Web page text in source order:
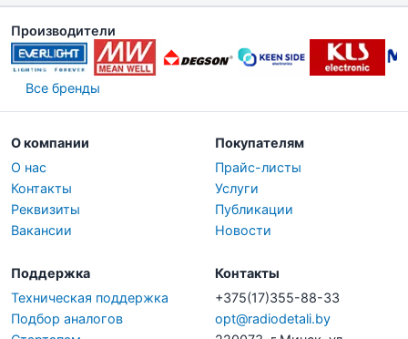
Производители
Все бренды
О компании
О нас
Контакты
Реквизиты
Вакансии
Покупателям
Прайс-листы
Услуги
Публикации
Новости
Поддержка
Техническая поддержка
Подбор аналогов
Контакты
+375(17)355-88-33
opt@radiodetali.by